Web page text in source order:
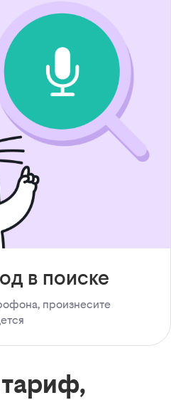
в поиске
произнесите